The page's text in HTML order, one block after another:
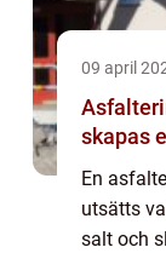
09 april
skapas
En
utsätts
salt och